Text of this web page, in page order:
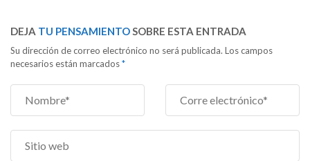
DEJA TU PENSAMIENTOSOBRE ESTA ENTRADA
Su dirección de correo electrónico no será publicada. Los campos
necesarios están marcados*